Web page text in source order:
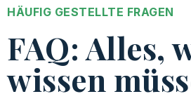
HÄUFIG GESTELLTE FRAGEN
FAQ: Alles,
wissen